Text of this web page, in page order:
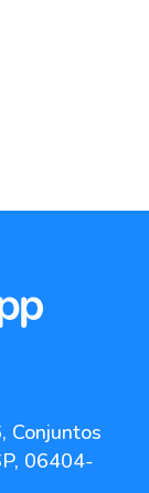
Conjuntos
06404-